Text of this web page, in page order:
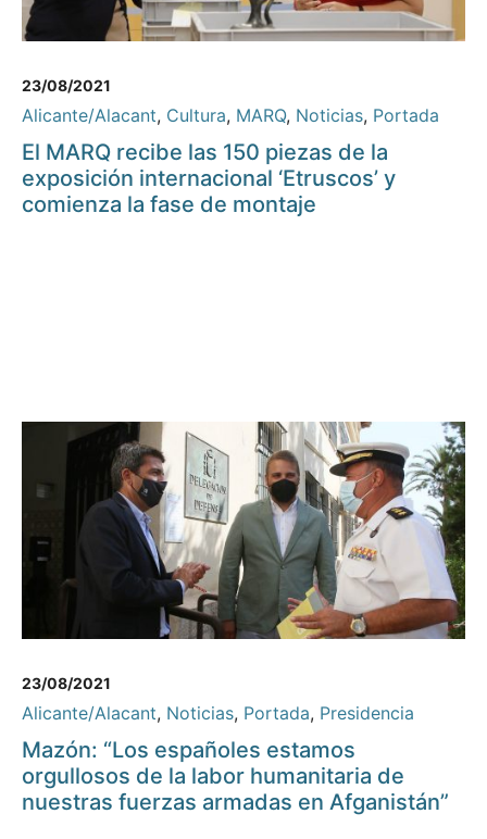
23/08/2021
Alicante/Alacant, Cultura, MARQ, Noticias, Portada
El MARQ recibe las 150 piezas de la
exposición internacional ‘Etruscos’ y
comienza la fase de montaje
23/08/2021
Alicante/Alacant, Noticias, Portada, Presidencia
Mazón: “Los españoles estamos
orgullosos de la labor humanitaria de
nuestras fuerzas armadas en Afganistán”